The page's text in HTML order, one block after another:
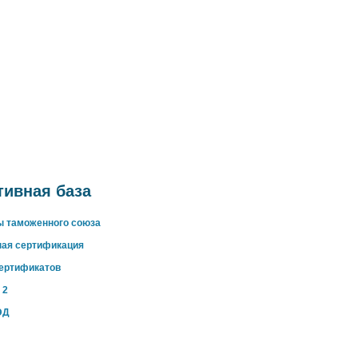
база
таможенного союза
сертификация
2